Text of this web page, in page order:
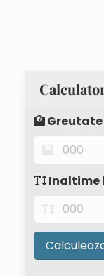
Greutate
Inaltime